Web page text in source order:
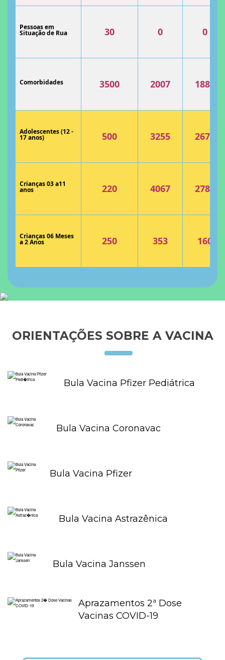
Pessoas em
Situação de Rua 30 0 0
Comorbidades 3500 2007 1881
Adolescentes (12 -
17 anos) 500 3255 2673
Crianças 03 a11
anos 220 4067 2789
Crianças 06 Meses
a 2 Anos 250 353 160
ORIENTAÇÕES SOBRE A VACINA
Bula Vacina Pfizer Pediátrica
Bula Vacina Coronavac
Bula Vacina Pfizer
Bula Vacina Astrazênica
Bula Vacina Janssen
Aprazamentos 2ª Dose
Vacinas COVID-19